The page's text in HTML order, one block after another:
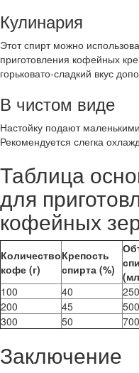
Кулинария
Этот спирт можно
приготовления кофейных
горьковато-сладкий вкус
В чистом виде
Настойку подают
Рекомендуется слегка
Таблица
для
кофейных
Количество
кофе (г)
Крепость
спирта (%)
100
40 250
200
45 500
300
50 700
Заключение